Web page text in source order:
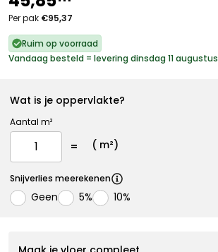
Per pak €95,37
Ruim op voorraad
Vandaag besteld = levering dinsdag 11 augustus
Wat is je oppervlakte?
Aantal m²
( m²)
Snijverlies meerekenen
Geen 5% 10%